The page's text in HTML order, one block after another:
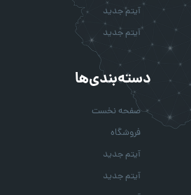
دسته‌بندی‌ها
صفحه نخست
فروشگاه
آیتم جدید
آیتم جدید
آیتم جدید
آیتم جدید